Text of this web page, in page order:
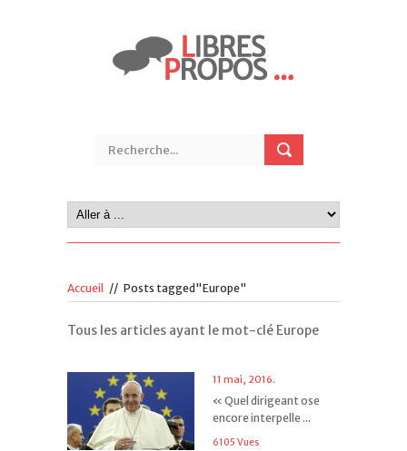
Accueil // Posts tagged"Europe"
Tous les articles ayant le mot-clé Europe
11 mai, 2016.
« Quel dirigeant ose
encore interpelle ...
6105 Vues